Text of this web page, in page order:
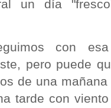
un día
con
pero puede
de una
tarde con